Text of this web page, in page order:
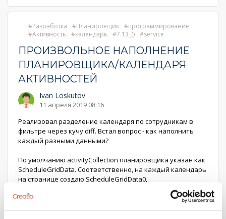
Разработка Планировщик
программирование
Активность
календарь 7.13_() service
ПРОИЗВОЛЬНОЕ НАПОЛНЕНИЕ
ПЛАНИРОВЩИКА/КАЛЕНДАРЯ
АКТИВНОСТЕЙ
Ivan Loskutov
11 апреля 2019 08:16
Реализовал разделение календаря по сотрудникам в
фильтре через кучу diff. Встал вопрос - как наполнить
каждый разными данными?
По умолчанию activityCollection планировщика указан как
ScheduleGridData. Соответственно, на каждый календарь
на странице создаю ScheduleGridData0,
1 1